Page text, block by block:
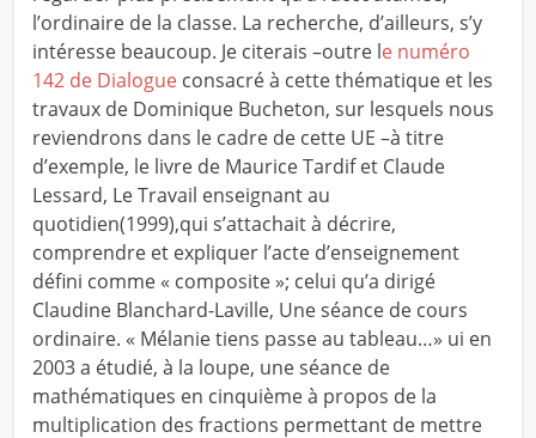
l’ordinaire de la classe. La recherche, d’ailleurs, s’y
intéresse beaucoup. Je citerais –outre le numéro
142 de Dialogue consacré à cette thématique et les
travaux de Dominique Bucheton, sur lesquels nous
reviendrons dans le cadre de cette UE –à titre
d’exemple, le livre de Maurice Tardif et Claude
Lessard, Le Travail enseignant au
quotidien(1999),qui s’attachait à décrire,
comprendre et expliquer l’acte d’enseignement
défini comme « composite »; celui qu’a dirigé
Claudine Blanchard-Laville, Une séance de cours
ordinaire. « Mélanie tiens passe au tableau…» ui en
2003 a étudié, à la loupe, une séance de
mathématiques en cinquième à propos de la
multiplication des fractions permettant de mettre